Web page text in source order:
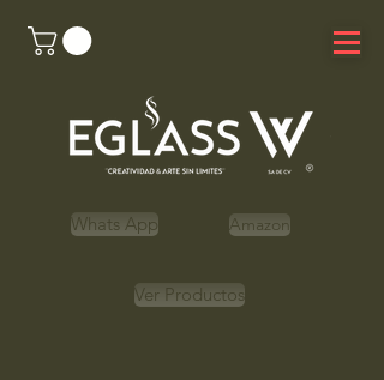
Ver Productos
Whats App Amazon